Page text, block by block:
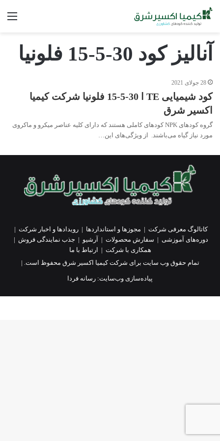
آنالیز کود 30-5-15 فلونیا
28 جولای 2021
کود شیمیایی TE ا 30-5-15 فلونیا شرکت کیمیا
اکسیر شرق
گروه کودهای NPK کودهای کاملی هستند که دارای کلیه عناصر میکرو و ماکروی
مورد نیاز گیاه می‌باشند. از ویژگی‌های این…
کاتالوگ معرفی شرکت | مجوزها و استانداردها |رویدادها و اخبار شرکت |
دوره‌های آموزشی | سفارش محصولات | آرشیو | جذب نمایندگی فروش |
همکاری با شرکت |
ارتباط با ما
تمام حقوق وب سایت برای شرکت کیمیا اکسیر شرق محفوظ است. |
پیاده‌سازی وب‌سایت: رسانه فردا